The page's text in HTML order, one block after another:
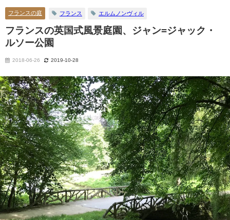
フランスの庭 フランス エルムノンヴィル
フランスの英国式風景庭園、ジャン=ジャック・
ルソー公園
2018-06-26 2019-10-28